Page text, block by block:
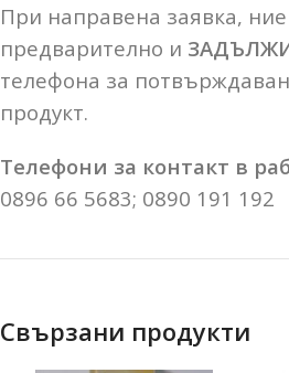
При направена заявка,
предварително и
телефона за
продукт.
Телефони за контакт в
0896 66 5683; 0890 191 192
Свързани продукти